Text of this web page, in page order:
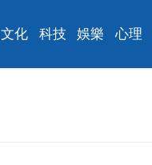
文化 科技 娛樂 心理